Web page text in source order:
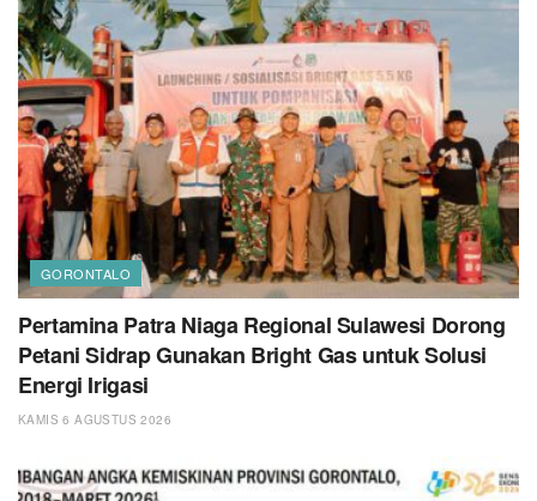
GORONTALO
Pertamina Patra Niaga Regional Sulawesi Dorong
Petani Sidrap Gunakan Bright Gas untuk Solusi
Energi Irigasi
KAMIS 6 AGUSTUS 2026